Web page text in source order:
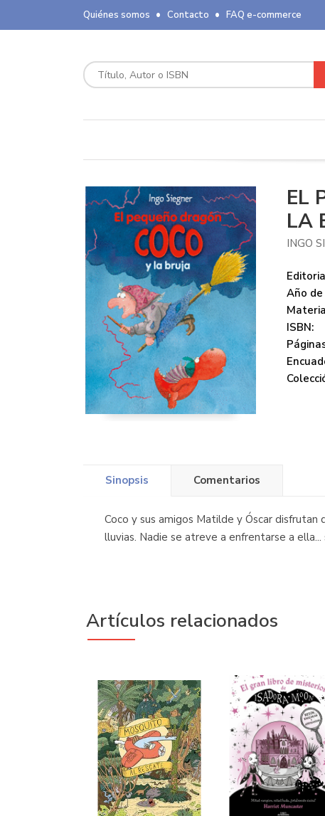
Quiénes somos Contacto FAQ e-commerce
EL
LA
INGO
Año de
Materia
ISBN:
Sinopsis Comentarios
Coco y sus amigos Matilde y Óscar
lluvias. Nadie se atreve a enfrentarse a
Artículos relacionados